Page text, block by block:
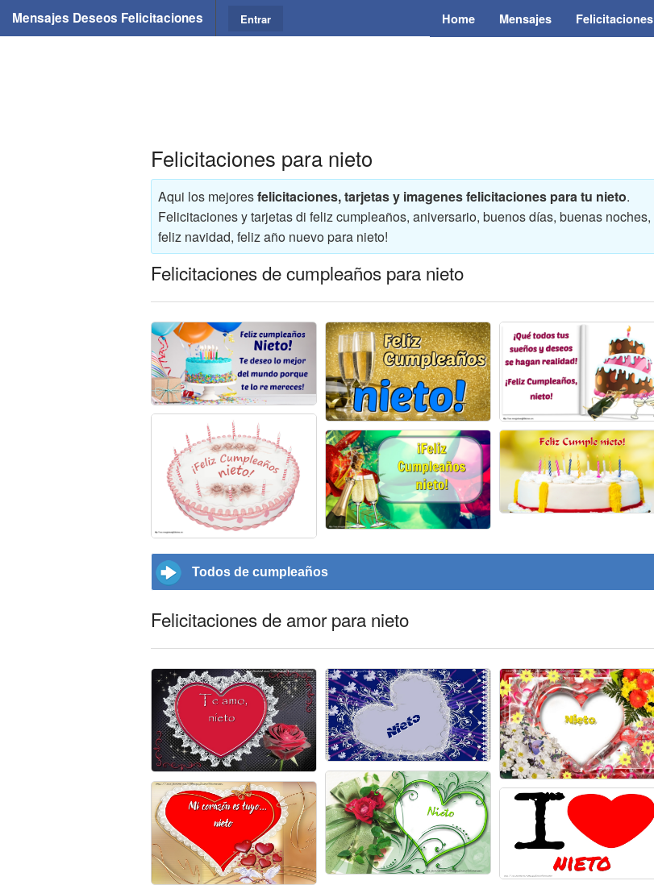
Mensajes Deseos Felicitaciones Home Mensajes Felicitaciones
Entrar
Felicitaciones para nieto
Aqui los mejoresfelicitaciones, tarjetas y imagenes felicitaciones para tu nieto.
Felicitaciones y tarjetas di feliz cumpleaños, aniversario, buenos días, buenas noches,
feliz navidad, feliz año nuevo para nieto!
Felicitaciones de cumpleaños para nieto
Todos de cumpleaños
Felicitaciones de amor para nieto